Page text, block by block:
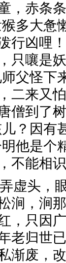
，赤条
多大惫
行凶哩
只嚷是
父怪下
二来又
僧到了
？因有
他是个
，不
虚头，
涧，涧
，只因
老归世
渐废，